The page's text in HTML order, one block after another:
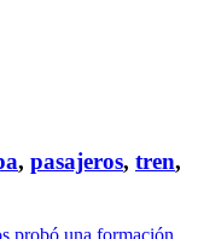
, pasajeros, tren,